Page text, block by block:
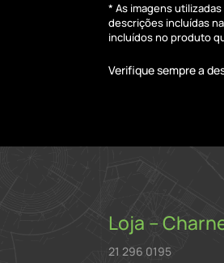
* As imagens
descrições incluídas
incluídos no produto
Verifique sempre a
Loja –
21 296 0195